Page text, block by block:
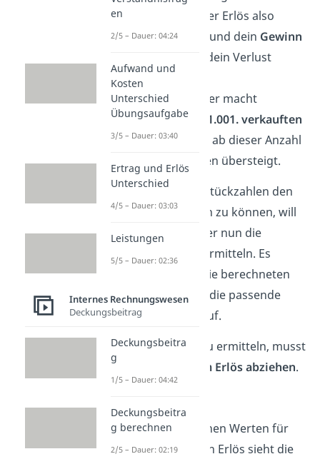
Produkten wäre der Erlös also
gleich den Kosten und dein Gewinn
beziehungsweise dein Verlust
gleich null
Autoreifenhersteller macht
demnachab dem 1.001. verkauften
Reifen Gewinn
, da ab dieser Anzahl
der Erlös die Kosten übersteigt.
Um für beliebige Stückzahlen den
Gewinn berechnen zu können, will
der Reifenhersteller nun die
Gewinnfunktion
ermitteln. Es
gelten weiterhin die berechneten
Funktionen. Stelle die passende
Gewinnfunktion auf.
Um denGewinn
zu ermitteln, musst
du die
Kosten vom Erlös abziehen.
Mit den tatsächlichen Werten für
die Kosten und den Erlös sieht die
en
2/5 – Dauer: 04:24
Aufwand und
Kosten
Unterschied
Übungsaufgabe
3/5 – Dauer: 03:40
Ertrag und Erlös
Unterschied
4/5 – Dauer: 03:03
Leistungen
5/5 – Dauer: 02:36
Internes Rechnungswesen
Deckungsbeitrag
Deckungsbeitra
g
1/5 – Dauer: 04:42
Deckungsbeitra
g berechnen
2/5 – Dauer: 02:19